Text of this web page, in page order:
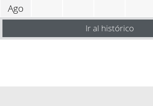
Ago
Ir al histórico